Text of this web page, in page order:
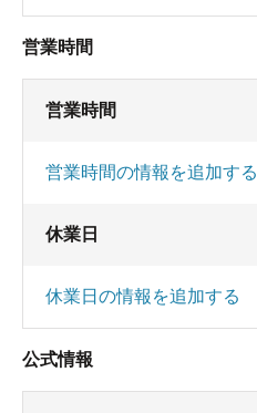
営業時間
営業時間
営業時間の情報を追加する
休業日
休業日の情報を追加する
公式情報